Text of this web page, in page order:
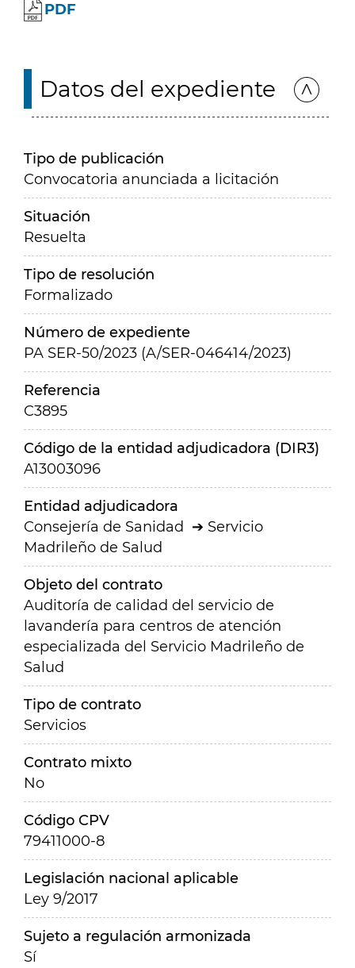
PDF
Datos del expediente
Tipo de publicación
Convocatoria anunciada a licitación
Situación
Resuelta
Tipo de resolución
Formalizado
Número de expediente
PA SER-50/2023 (A/SER-046414/2023)
Referencia
C3895
Código de la entidad adjudicadora (DIR3)
A13003096
Entidad adjudicadora
Consejería de Sanidad
Servicio
Madrileño de Salud
Objeto del contrato
Auditoría de calidad del servicio de
lavandería para centros de atención
especializada del Servicio Madrileño de
Salud
Tipo de contrato
Servicios
Contrato mixto
No
Código CPV
79411000-8
Legislación nacional aplicable
Ley 9/2017
Sujeto a regulación armonizada
Sí